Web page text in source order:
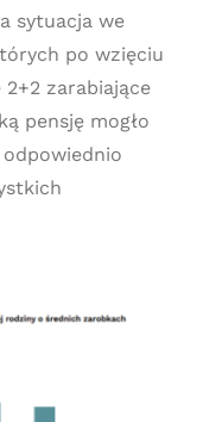
sytuacja we
po wzięciu
zarabiające
pensję mogło